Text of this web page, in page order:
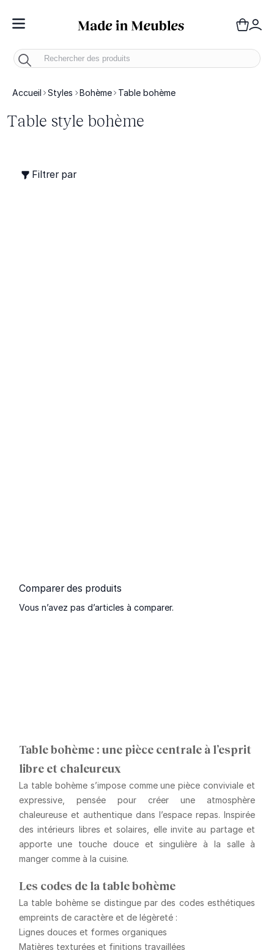
Toggle Nav
Accueil Styles Bohème Table bohème
Table style bohème
Filtrer par
Comparer des produits
Vous n’avez pas d’articles à comparer.
Table bohème : une pièce centrale à l’esprit
libre et chaleureux
La table bohème s’impose comme une pièce conviviale et
expressive, pensée pour créer une atmosphère
chaleureuse et authentique dans l’espace repas. Inspirée
des intérieurs libres et solaires, elle invite au partage et
apporte une touche douce et singulière à la salle à
manger comme à la cuisine.
Les codes de la table bohème
La table bohème se distingue par des codes esthétiques
empreints de caractère et de légèreté :
Lignes douces et formes organiques
Matières texturées et finitions travaillées